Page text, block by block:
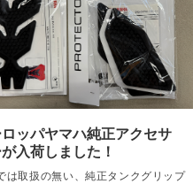
ロッパヤマハ純正アクセサ
入荷しました！
は取扱の無い、純正タンクグリップ